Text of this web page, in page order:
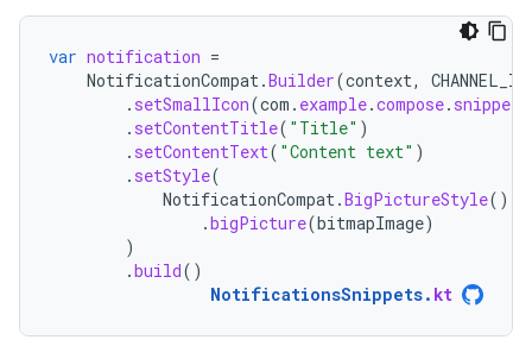
var notification =
NotificationCompat.Builder(context, CHANNEL_ID
. setSmallIcon(com . example.compose. snippets
. setContentTitle( "Title" )
. setContentText( "Content text" )
. setStyle(
NotificationCompat.BigPictureStyle()
.bigPicture(bitmapImage)
)
.build()
NotificationsSnippets. kt